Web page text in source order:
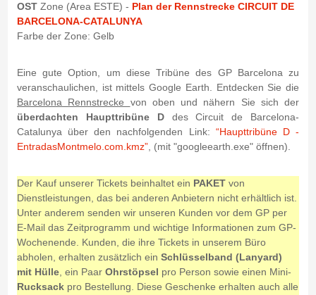
OST Zone (Area ESTE) - Plan der Rennstrecke CIRCUIT DE
BARCELONA-CATALUNYA
Farbe der Zone: Gelb
Eine gute Option, um diese Tribüne des GP Barcelona zu
veranschaulichen, ist mittels Google Earth. Entdecken Sie die
Barcelona Rennstrecke von oben und nähern Sie sich der
überdachten Haupttribüne D des Circuit de Barcelona-
Catalunya über den nachfolgenden Link: “Haupttribüne D -
EntradasMontmelo.com.kmz”, (mit "googleearth.exe" öffnen).
Der Kauf unserer Tickets beinhaltet ein PAKETvon
Dienstleistungen, das bei anderen Anbietern nicht erhältlich ist.
Unter anderem senden wir unseren Kunden vor dem GP per
E-Mail das Zeitprogramm und wichtige Informationen zum GP-
Wochenende. Kunden, die ihre Tickets in unserem Büro
abholen, erhalten zusätzlich ein Schlüsselband (Lanyard)
mit Hülle, ein Paar Ohrstöpsel pro Person sowie einen Mini-
Rucksackpro Bestellung. Diese Geschenke erhalten auch alle